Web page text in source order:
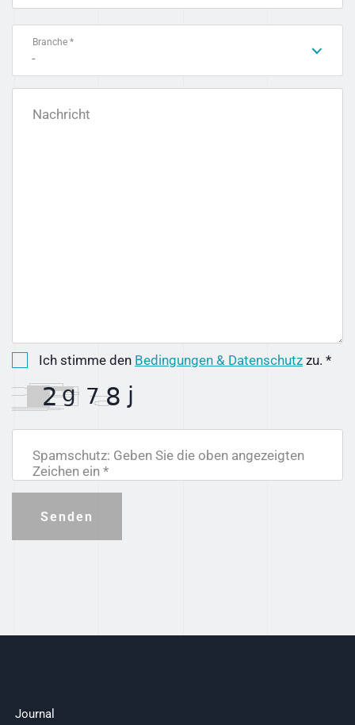
Branche *
-
Nachricht
Ich stimme den Bedingungen & Datenschutz zu. *
Spamschutz: Geben Sie die oben angezeigten
Zeichen ein *
Senden
Journal